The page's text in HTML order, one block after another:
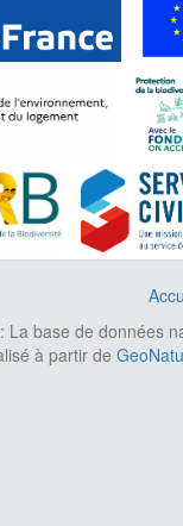
La base de données
à partir de